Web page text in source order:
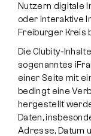
Nutzern digitale
oder interaktive
Freiburger Kreis
Die Clubity-
sogenanntes
einer Seite mit
bedingt eine
hergestellt
Daten,
Adresse, Datum